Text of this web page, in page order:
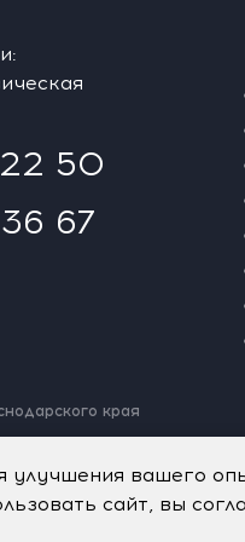
22 50
67
края
Ctrl+Enter.
улучшения вашего
сайт, вы